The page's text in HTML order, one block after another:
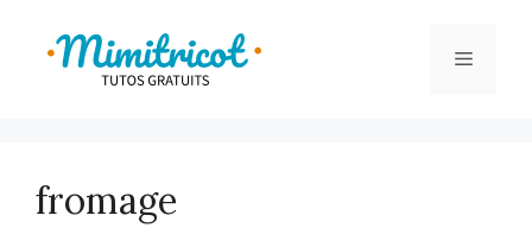
contenu
Menu
fromage